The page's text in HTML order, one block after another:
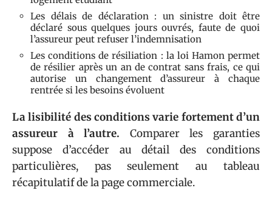
Les délais de déclaration : un sinistre doit être
déclaré sous quelques jours ouvrés, faute de quoi
l’assureur peut refuser l’indemnisation
Les conditions de résiliation : la loi Hamon permet
de résilier après un an de contrat sans frais, ce qui
autorise un changement d’assureur à chaque
rentrée si les besoins évoluent
La lisibilité des conditions varie fortement d’un
assureur à l’autre. Comparer les garanties
suppose d’accéder au détail des conditions
particulières, pas seulement au tableau
récapitulatif de la page commerciale.